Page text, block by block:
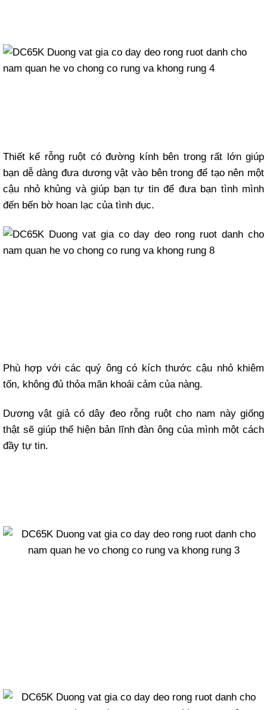
Thiết kế rỗng ruột có đường kính bên trong rất lớn giúp
bạn dễ dàng đưa dương vật vào bên trong để tạo nên một
cậu nhỏ khủng và giúp bạn tự tin để đưa bạn tình mình
đến bến bờ hoan lạc của tình dục.
Phù hợp với các quý ông có kích thước cậu nhỏ khiêm
tốn, không đủ thỏa mãn khoái cảm của nàng.
Dương vật giả có dây đeo rỗng ruột cho nam này giống
thật sẽ giúp thể hiện bản lĩnh đàn ông của mình một cách
đầy tự tin.